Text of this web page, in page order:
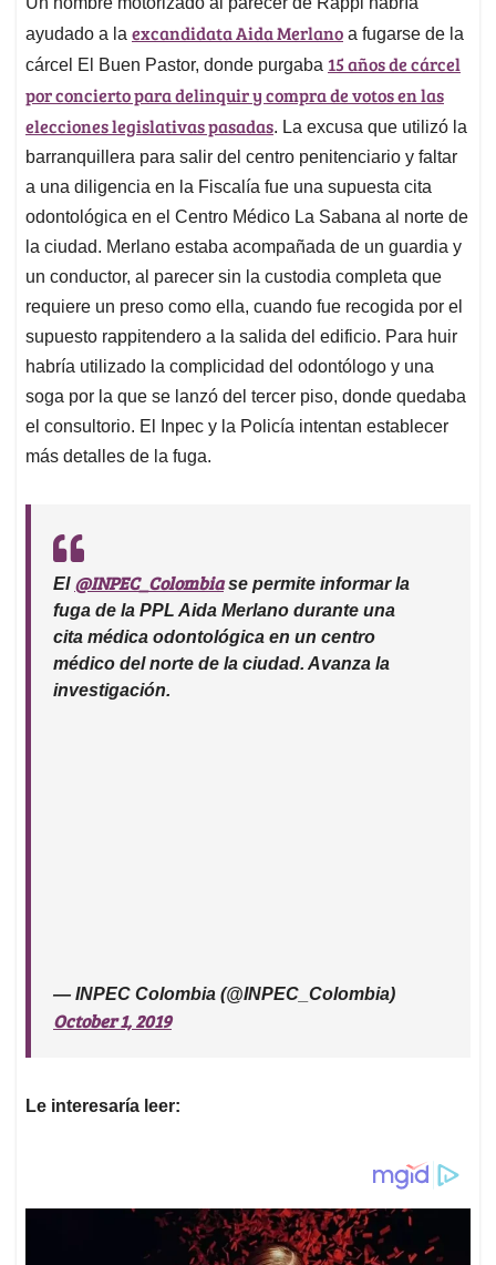
s
A
p
p
b
o
o
k
e
d
I
n
l
a
d
s
ayudado a la excandidata Aida Merlano a fugarse de la
cárcel El Buen Pastor, donde purgaba 15 años de cárcel
por concierto para delinquir y compra de votos en las
elecciones legislativas pasadas. La excusa que utilizó la
barranquillera para salir del centro penitenciario y faltar
a una diligencia en la Fiscalía fue una supuesta cita
odontológica en el Centro Médico La Sabana al norte de
la ciudad. Merlano estaba acompañada de un guardia y
un conductor, al parecer sin la custodia completa que
requiere un preso como ella, cuando fue recogida por el
supuesto rappitendero a la salida del edificio. Para huir
habría utilizado la complicidad del odontólogo y una
soga por la que se lanzó del tercer piso, donde quedaba
el consultorio. El Inpec y la Policía intentan establecer
más detalles de la fuga.
El @INPEC_Colombiase permite informar la
fuga de la PPL Aida Merlano durante una
cita médica odontológica en un centro
médico del norte de la ciudad. Avanza la
investigación.
— INPEC Colombia (@INPEC_Colombia)
October 1, 2019
Le interesaría leer: